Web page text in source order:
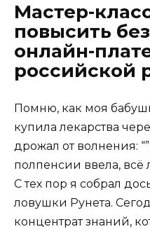
Мастер-
повысить
онлайн-
российской
Помню, как моя
купила лекарства
дрожал от волнения:
полпенсии ввела, всё
С тех пор я собрал
ловушки Рунета.
концентрат знаний,